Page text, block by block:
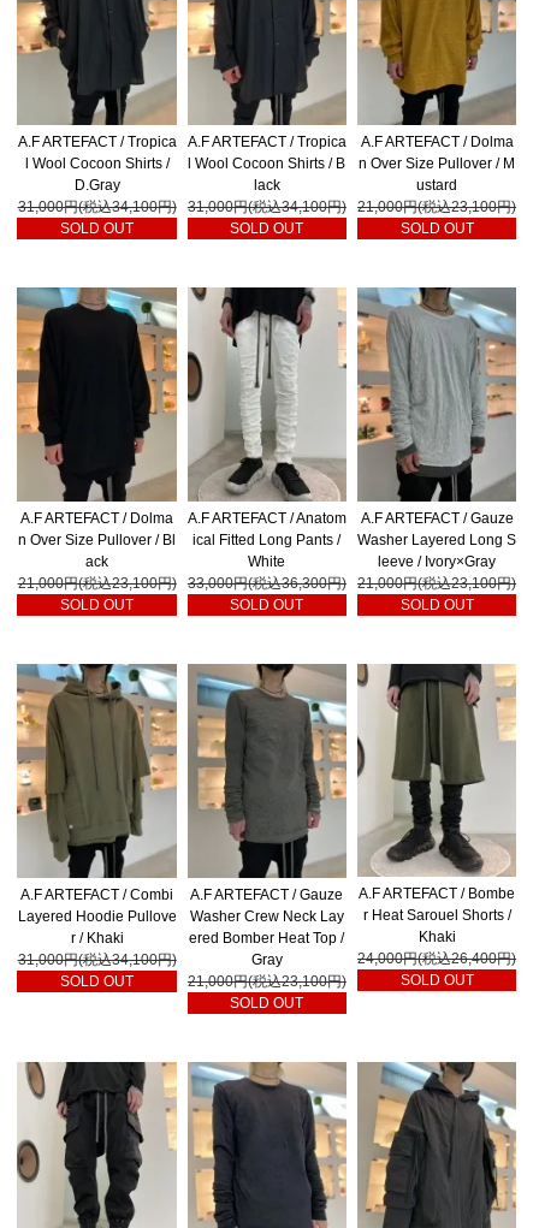
A.F ARTEFACT / Tropica
l Wool Cocoon Shirts /
D.Gray
31,000円(税込34,100円)
SOLD OUT
A.F ARTEFACT / Tropica
l Wool Cocoon Shirts / B
lack
31,000円(税込34,100円)
SOLD OUT
A.F ARTEFACT / Dolma
n Over Size Pullover / M
ustard
21,000円(税込23,100円)
SOLD OUT
A.F ARTEFACT / Dolma
n Over Size Pullover / Bl
ack
21,000円(税込23,100円)
SOLD OUT
A.F ARTEFACT / Anatom
ical Fitted Long Pants /
White
33,000円(税込36,300円)
SOLD OUT
A.F ARTEFACT / Gauze
Washer Layered Long S
leeve / Ivory×Gray
21,000円(税込23,100円)
SOLD OUT
A.F ARTEFACT / Combi
Layered Hoodie Pullove
r / Khaki
31,000円(税込34,100円)
SOLD OUT
A.F ARTEFACT / Gauze
Washer Crew Neck Lay
ered Bomber Heat Top /
Gray
21,000円(税込23,100円)
SOLD OUT
A.F ARTEFACT / Bombe
r Heat Sarouel Shorts /
Khaki
24,000円(税込26,400円)
SOLD OUT